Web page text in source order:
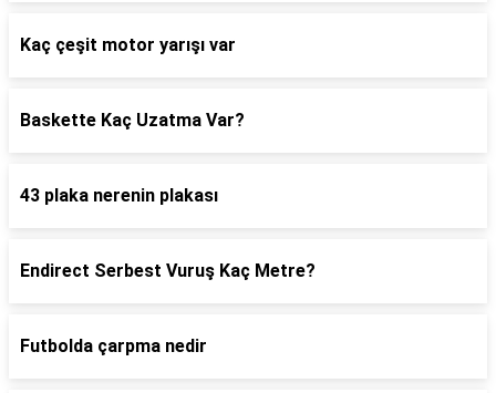
Kaç çeşit motor yarışı var
Baskette Kaç Uzatma Var?
43 plaka nerenin plakası
Endirect Serbest Vuruş Kaç Metre?
Futbolda çarpma nedir